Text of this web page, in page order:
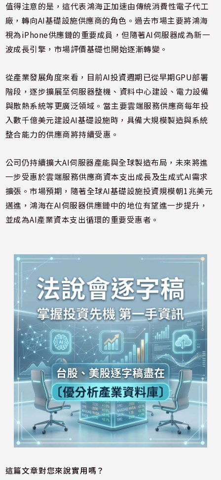
值得注意的是，這代表鴻海正加速由傳統消費性電子代工
廠，轉向AI基礎設施供應商的角色。過去市場主要將鴻海
視為iPhone供應鏈的重要成員，但隨著AI伺服器成為新一
波成長引擎，市場評價基礎也開始逐漸轉變。
從產業發展角度來看，目前AI投資週期已從早期GPU部署
階段，逐步擴展至伺服器整機、資料中心建設、電力設備
與散熱系統等更廣泛領域。當主要雲端服務供應商每年投
入數千億美元建設AI基礎設施時，具備大規模製造與系統
整合能力的供應商將持續受惠。
公司仍持續擴大AI伺服器產能與全球製造布局，未來將進
一步受惠於雲端服務供應商資本支出成長及生成式AI需求
擴張。市場預期，隨著全球AI基礎設施投資規模朝1兆美元
邁進，鴻海在AI伺服器供應鏈中的地位有望進一步提升，
並成為AI產業資本支出循環的重要受惠者。
這篇文章對您來說實用嗎？